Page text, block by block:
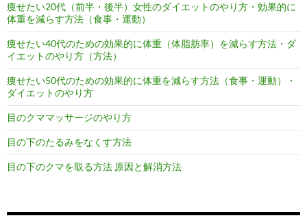
痩せたい20代（前半・後半）女性のダイエットのやり方・効果的に
体重を減らす方法（食事・運動）
痩せたい40代のための効果的に体重（体脂肪率）を減らす方法・ダ
イエットのやり方（方法）
痩せたい50代のための効果的に体重を減らす方法（食事・運動）・
ダイエットのやり方
目のクママッサージのやり方
目の下のたるみをなくす方法
目の下のクマを取る方法 原因と解消方法